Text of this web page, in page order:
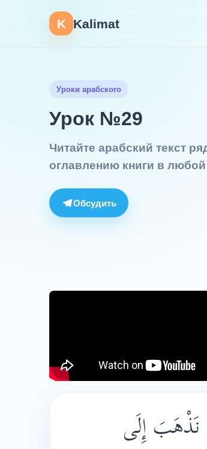
K Kalimat
Уроки арабского
Урок №29
Читайте арабский текст
оглавлению книги в
Обсудить
نَذْهَبَ إِلَى